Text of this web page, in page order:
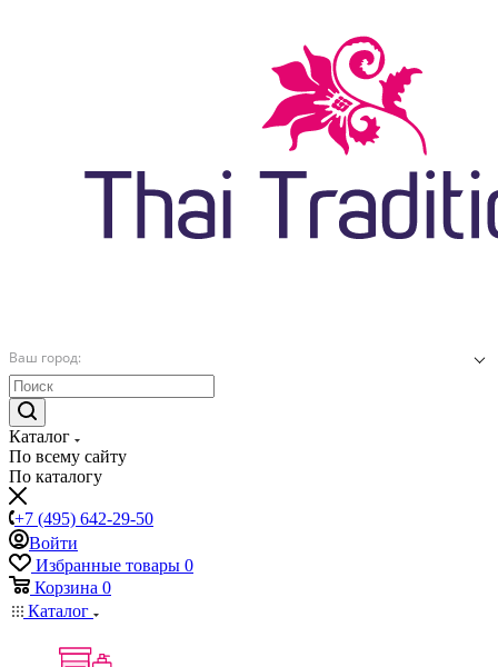
Ваш город:
Каталог
По всему сайту
По каталогу
+7 (495) 642-29-50
Войти
Избранные товары 0
Корзина 0
Каталог